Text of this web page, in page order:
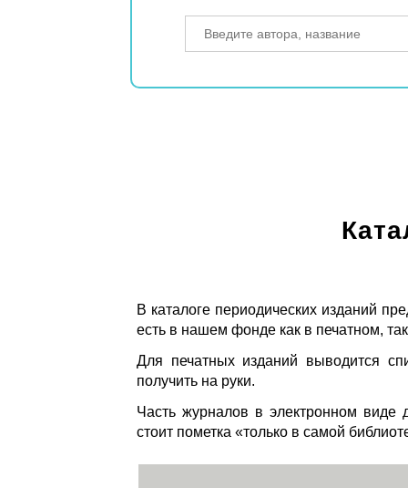
В каталоге периодических изданий
есть в нашем фонде как в печатном,
Для печатных изданий выводится
получить на руки.
Часть журналов в электронном виде
стоит пометка «только в самой